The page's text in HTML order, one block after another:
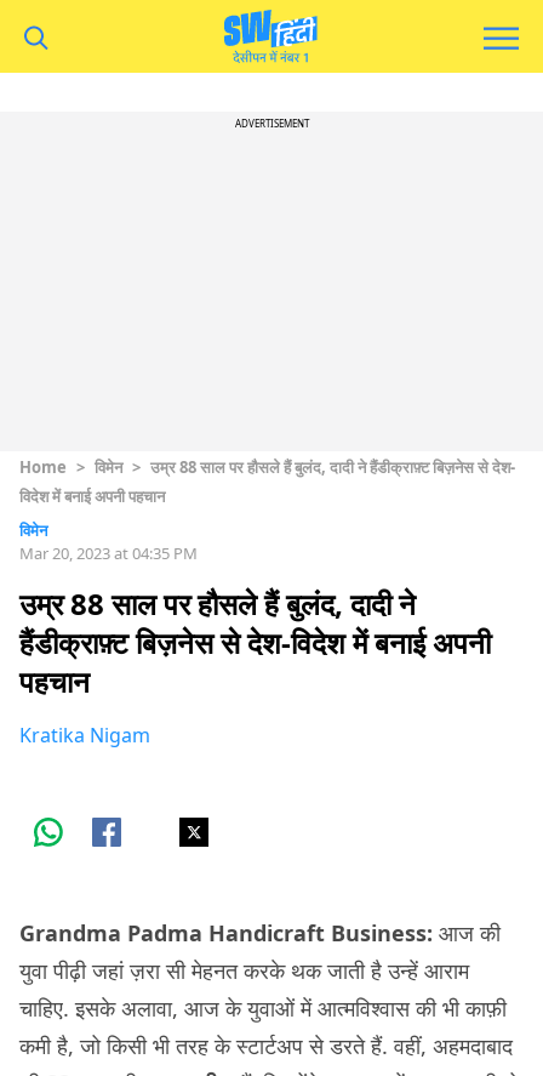
ADVERTISEMENT
Home > विमेन > उम्र 88 साल पर हौसले हैं बुलंद, दादी ने हैंडीक्राफ़्ट बिज़नेस से देश-
विदेश में बनाई अपनी पहचान
विमेन
Mar 20, 2023 at 04:35 PM
उम्र 88 साल पर हौसले हैं बुलंद, दादी ने
हैंडीक्राफ़्ट बिज़नेस से देश-विदेश में बनाई अपनी
पहचान
Kratika Nigam
Grandma Padma Handicraft Business: आज की
युवा पीढ़ी जहां ज़रा सी मेहनत करके थक जाती है उन्हें आराम
चाहिए. इसके अलावा, आज के युवाओं में आत्मविश्वास की भी काफ़ी
कमी है, जो किसी भी तरह के स्टार्टअप से डरते हैं. वहीं, अहमदाबाद